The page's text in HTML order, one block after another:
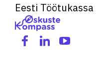
Eesti Töötukassa